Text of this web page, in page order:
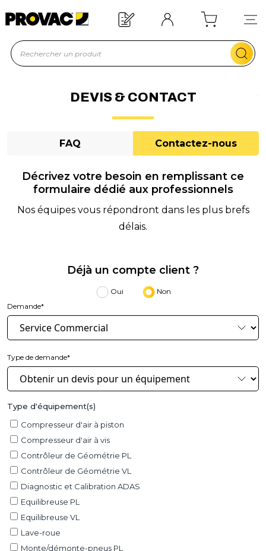
Besoin d'un équipement ?
DEVIS & CONTACT
FAQ Contactez-nous
Décrivez votre besoin en remplissant ce
formulaire dédié aux professionnels
Nos équipes vous répondront dans les plus brefs
délais.
Déjà un compte client ?
Oui
Non
Demande*
Type de demande*